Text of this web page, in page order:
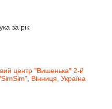
за рік
центр "Вишенька" 2-й
Вінниця, Україна